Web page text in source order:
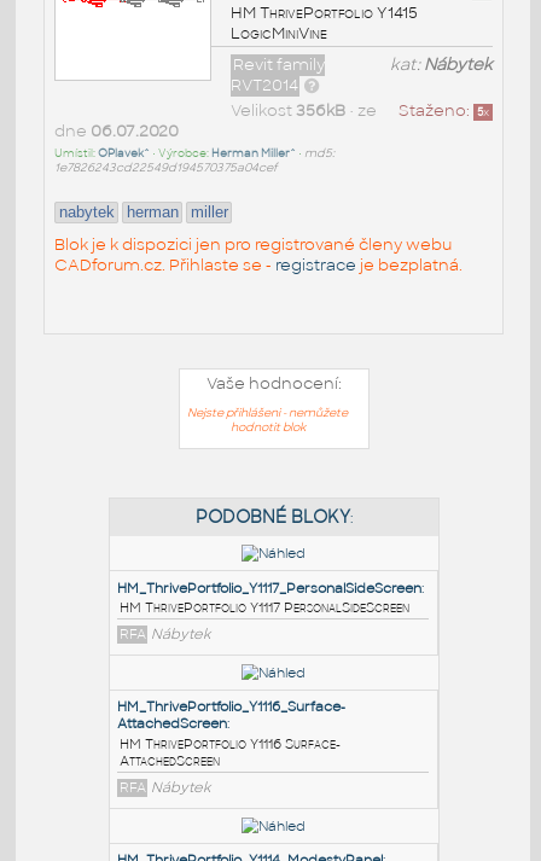
HM ThrivePortfolio Y1415
LogicMiniVine
kat:Nábytek
Revit family
RVT2014
Staženo: 5x
Velikost356kB• ze
dne 06.07.2020
Umístil:OPlavek^ • Výrobce: Herman Miller^ • md5:
1e7826243cd22549d194570375a04cef
nabytek herman miller
Blok je k dispozici jen pro registrované členy webu
CADforum.cz. Přihlaste se - registrace je bezplatná.
Vaše hodnocení:
Nejste přihlášeni - nemůžete
hodnotit blok
PODOBNÉ BLOKY
HM_ThrivePortfolio_Y1117_PersonalSideScreen
HM ThrivePortfolio Y1117 PersonalSideScreen
RFA Nábytek